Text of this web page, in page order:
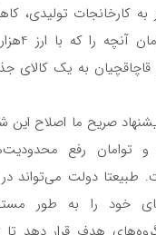
کارخانجات تولیدی،
قاچاقچیان به یک کالای
صریح ما اصلاح این
توامان رفع
دولت می‌تواند در
خود را به طور